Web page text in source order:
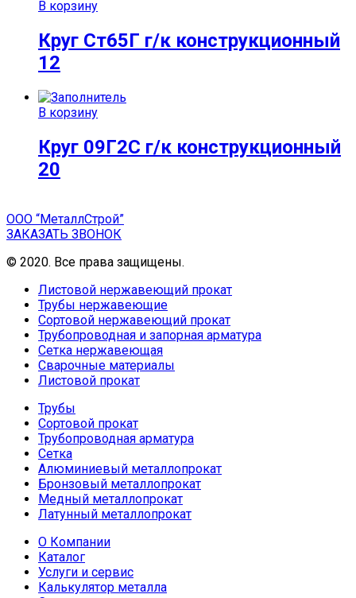
В корзину
Круг Ст65Г г/к конструкционный
12
В корзину
Круг 09Г2С г/к конструкционный
20
ООО “МеталлСтрой”
ЗАКАЗАТЬ ЗВОНОК
© 2020. Все права защищены.
Листовой нержавеющий прокат
Трубы нержавеющие
Сортовой нержавеющий прокат
Трубопроводная и запорная арматура
Сетка нержавеющая
Сварочные материалы
Листовой прокат
Трубы
Сортовой прокат
Трубопроводная арматура
Сетка
Алюминиевый металлопрокат
Бронзовый металлопрокат
Медный металлопрокат
Латунный металлопрокат
О Компании
Каталог
Услуги и сервис
Калькулятор металла